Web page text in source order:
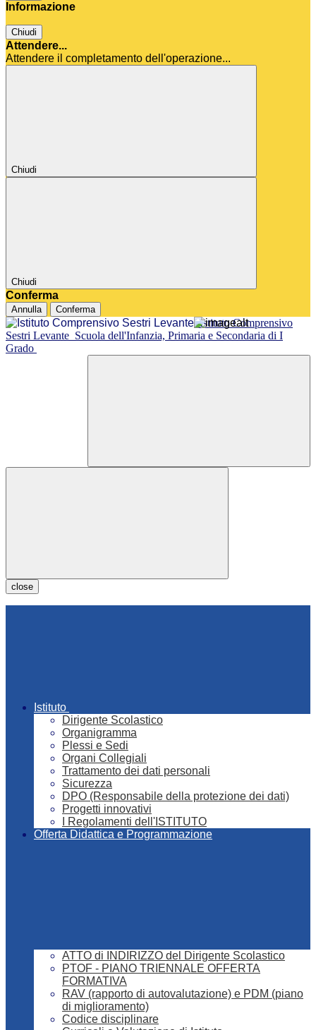
Informazione
Chiudi
Attendere...
Attendere il completamento dell'operazione...
Chiudi
Chiudi
Conferma
Annulla Conferma
Istituto Comprensivo
Sestri Levante Scuola dell'Infanzia, Primaria e Secondaria di I
Grado
close
Istituto
Dirigente Scolastico
Organigramma
Plessi e Sedi
Organi Collegiali
Trattamento dei dati personali
Sicurezza
DPO (Responsabile della protezione dei dati)
Progetti innovativi
I Regolamenti dell'ISTITUTO
Offerta Didattica e Programmazione
ATTO di INDIRIZZO del Dirigente Scolastico
PTOF - PIANO TRIENNALE OFFERTA
FORMATIVA
RAV (rapporto di autovalutazione) e PDM (piano
di miglioramento)
Codice disciplinare